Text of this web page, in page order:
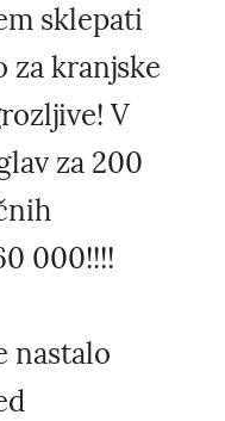
sklepati
za kranjske
V
za 200
000!!!!
nastalo